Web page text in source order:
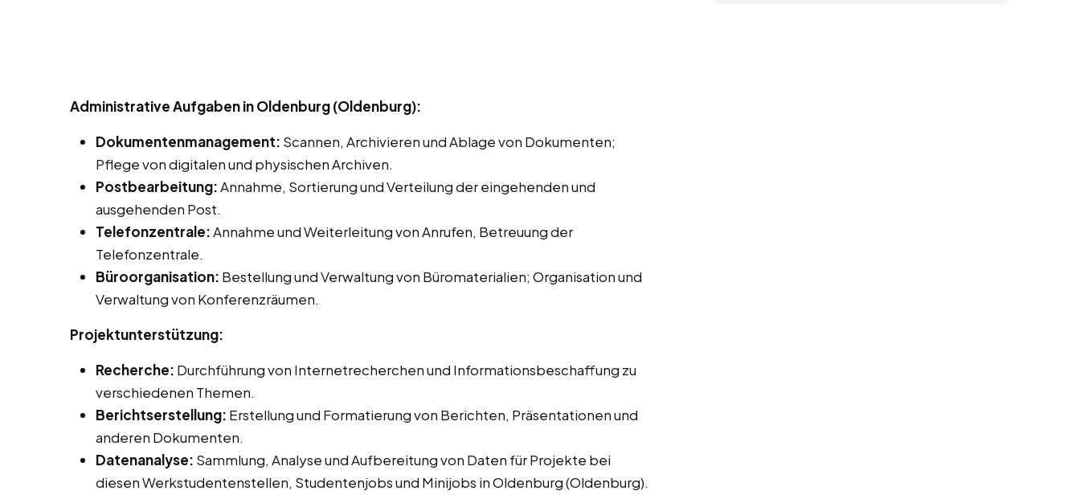
Administrative Aufgaben in Oldenburg (Oldenburg):
Dokumentenmanagement: Scannen, Archivieren und Ablage von Dokumenten;
Pflege von digitalen und physischen Archiven.
Postbearbeitung:Annahme, Sortierung und Verteilung der eingehenden und
ausgehenden Post.
Telefonzentrale:Annahme und Weiterleitung von Anrufen, Betreuung der
Telefonzentrale.
Büroorganisation: Bestellung und Verwaltung von Büromaterialien; Organisation und
Verwaltung von Konferenzräumen.
Projektunterstützung:
Recherche: Durchführung von Internetrecherchen und Informationsbeschaffung zu
verschiedenen Themen.
Berichtserstellung: Erstellung und Formatierung von Berichten, Präsentationen und
anderen Dokumenten.
Datenanalyse: Sammlung, Analyse und Aufbereitung von Daten für Projekte bei
diesen Werkstudentenstellen, Studentenjobs und Minijobs in Oldenburg (Oldenburg).